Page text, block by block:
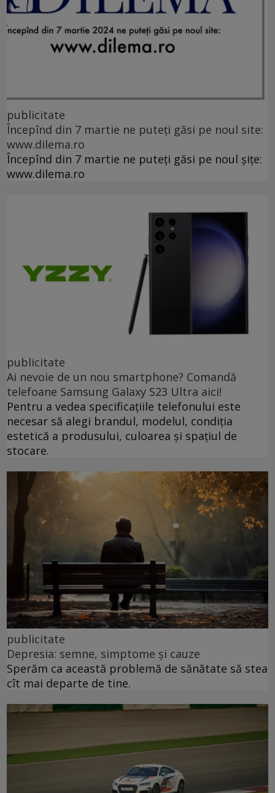
publicitate
Începînd din 7 martie ne puteți găsi pe noul site:
www.dilema.ro
Începînd din 7 martie ne puteți găsi pe noul șițe:
www.dilema.ro
publicitate
Ai nevoie de un nou smartphone? Comandă
telefoane Samsung Galaxy S23 Ultra aici!
Pentru a vedea specificațiile telefonului este
necesar să alegi brandul, modelul, condiția
estetică a produsului, culoarea și spațiul de
stocare.
publicitate
Depresia: semne, simptome și cauze
Sperăm ca această problemă de sănătate să stea
cît mai departe de tine.